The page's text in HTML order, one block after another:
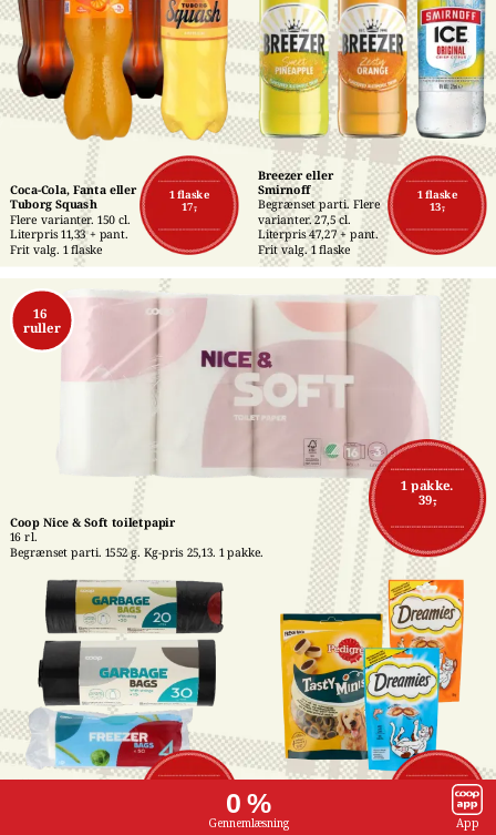
0 %
Gennemlæsning App
1 flaske
17,-
Coca-Cola, Fanta eller
Tuborg Squash
Flere varianter. 150 cl.
Literpris 11,33 + pant.
Frit valg. 1 flaske
1 flaske
13,-
Breezer eller
Smirnoff
Begrænset parti. Flere
varianter. 27,5 cl.
Literpris 47,27 + pant.
Frit valg. 1 flaske
16
ruller
1 pakke.
39,-
Coop Nice & Soft toiletpapir
16 rl.
Begrænset parti. 1552 g. Kg-pris 25,13. 1 pakke.
Affaldsposer med Pedigree- eller
Dreamies snacks
Flere varianter. 60-140
g. Kg-pris maks.